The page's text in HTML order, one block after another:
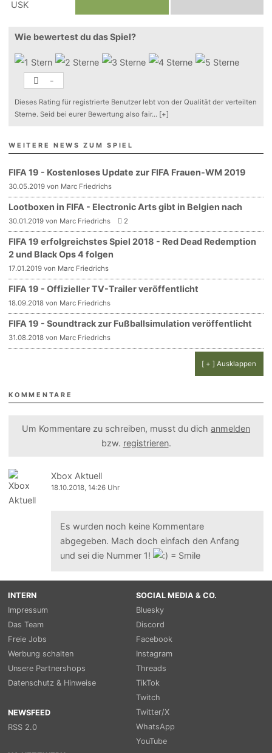
Wie bewertest du das Spiel?
-
Dieses Rating für registrierte Benutzer lebt von der Qualität der verteilten
Sterne. Seid bei eurer Bewertung also fair... [+]
WEITERE NEWS ZUM SPIEL
FIFA 19 - Kostenloses Update zur FIFA Frauen-WM 2019
30.05.2019 von Marc Friedrichs
Lootboxen in FIFA - Electronic Arts gibt in Belgien nach
30.01.2019 von Marc Friedrichs 2
FIFA 19 erfolgreichstes Spiel 2018 - Red Dead Redemption
2 und Black Ops 4 folgen
17.01.2019 von Marc Friedrichs
FIFA 19 - Offizieller TV-Trailer veröffentlicht
18.09.2018 von Marc Friedrichs
FIFA 19 - Soundtrack zur Fußballsimulation veröffentlicht
31.08.2018 von Marc Friedrichs
[ + ] Ausklappen
KOMMENTARE
Um Kommentare zu schreiben, musst du dich anmelden
bzw. registrieren.
Xbox Aktuell
18.10.2018, 14:26 Uhr
Es wurden noch keine Kommentare
abgegeben. Mach doch einfach den Anfang
und sei die Nummer 1!
INTERN
Impressum
Das Team
Freie Jobs
Werbung schalten
Unsere Partnershops
Datenschutz & Hinweise
NEWSFEED
RSS 2.0
SOCIAL MEDIA & CO.
Bluesky
Discord
Facebook
Instagram
Threads
TikTok
Twitch
Twitter/X
WhatsApp
YouTube